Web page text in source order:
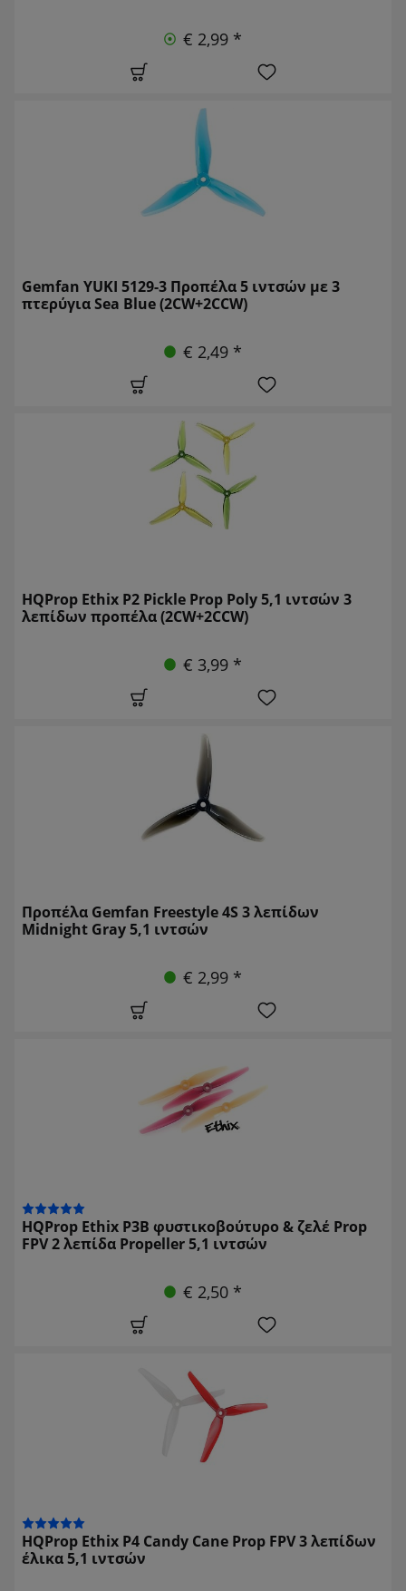
€ 2,99 *
Gemfan YUKI 5129-3 Προπέλα 5 ιντσών με 3
πτερύγια Sea Blue (2CW+2CCW)
€ 2,49 *
HQProp Ethix P2 Pickle Prop Poly 5,1 ιντσών 3
λεπίδων προπέλα (2CW+2CCW)
€ 3,99 *
Προπέλα Gemfan Freestyle 4S 3 λεπίδων
Midnight Gray 5,1 ιντσών
€ 2,99 *
HQProp Ethix P3B φυστικοβούτυρο & ζελέ Prop
FPV 2 λεπίδα Propeller 5,1 ιντσών
€ 2,50 *
HQProp Ethix P4 Candy Cane Prop FPV 3 λεπίδων
έλικα 5,1 ιντσών